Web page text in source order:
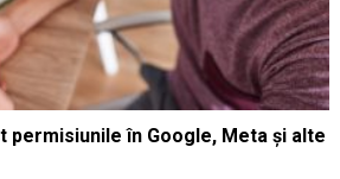
permisiunile în Google, Meta și alte